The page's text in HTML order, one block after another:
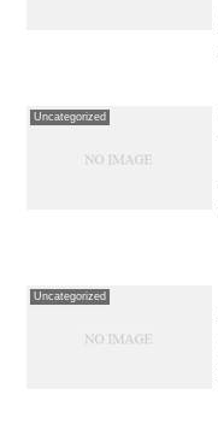
Uncategorized
Uncategorized